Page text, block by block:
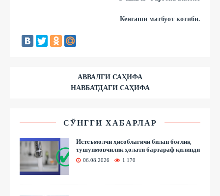
Кенгаши матбуот котиби.
АВВАЛГИ САҲИФА
НАВБАТДАГИ САҲИФА
СЎНГГИ ХАБАРЛАР
Истеъмолчи ҳисоблагичи билан боғлиқ
тушунмовчилик ҳолати бартараф қилинди
06.08.2026 1 170